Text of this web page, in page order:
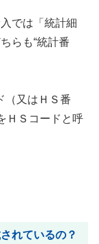
では「統計細
らも“統計番
（又はＨＳ番
ＨＳコードと呼
れているの？